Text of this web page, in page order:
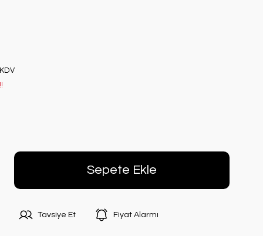
Sepete Ekle
Tavsiye Et Fiyat Alarmı